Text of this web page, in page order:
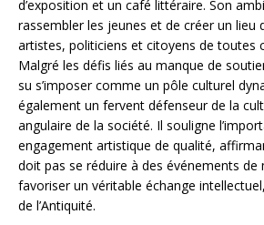
d’exposition et un café littéraire. Son
rassembler les jeunes et de créer un lieu
artistes, politiciens et citoyens de toutes
Malgré les défis liés au manque de
su s’imposer comme un pôle culturel
également un fervent défenseur de la
angulaire de la société. Il souligne
engagement artistique de qualité,
doit pas se réduire à des événements de
favoriser un véritable échange intellectuel,
de l’Antiquité.